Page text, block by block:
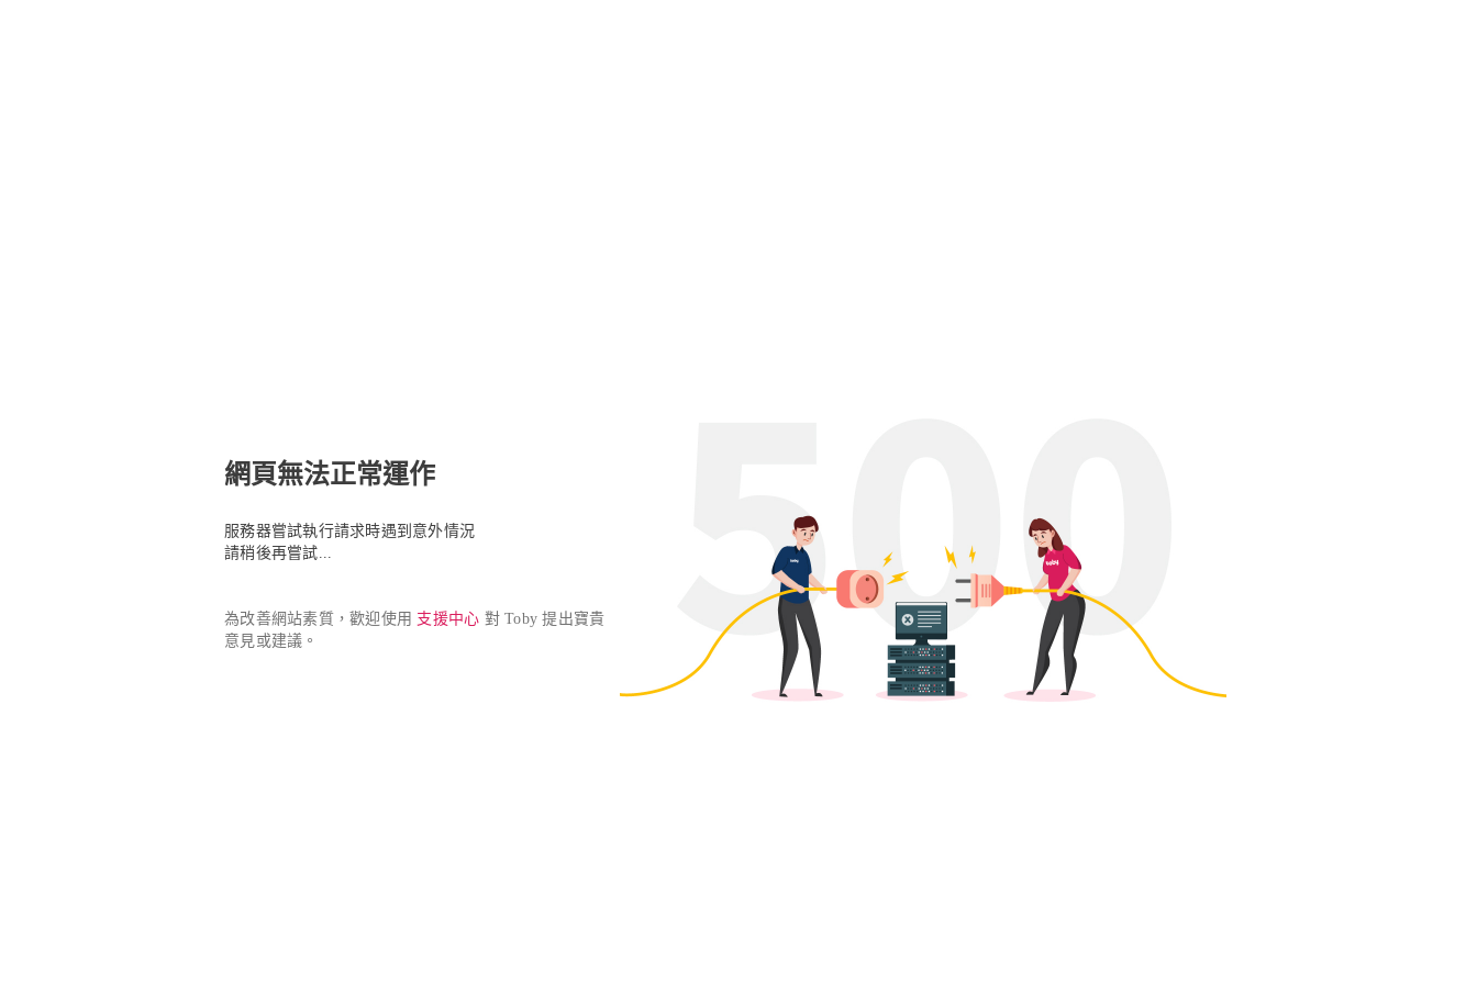
網頁無法正常運作
服務器嘗試執行請求時遇到意外情況
請稍後再嘗試...
為改善網站素質，歡迎使用 支援中心 對 Toby 提出寶貴
意見或建議。